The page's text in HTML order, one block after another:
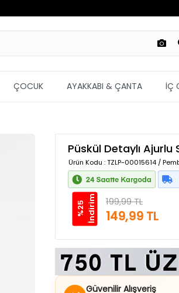
ÇOCUK AYAKKABI & ÇANTA İÇ
Püskül Detaylı Ajurlu
Ürün Kodu : TZLP-00015614 /
%
2
5
İ
n
d
i
r
i m 199,99 TL
149,99 TL
↩ Güvenilir Alışveriş
Ürününüzü teslim